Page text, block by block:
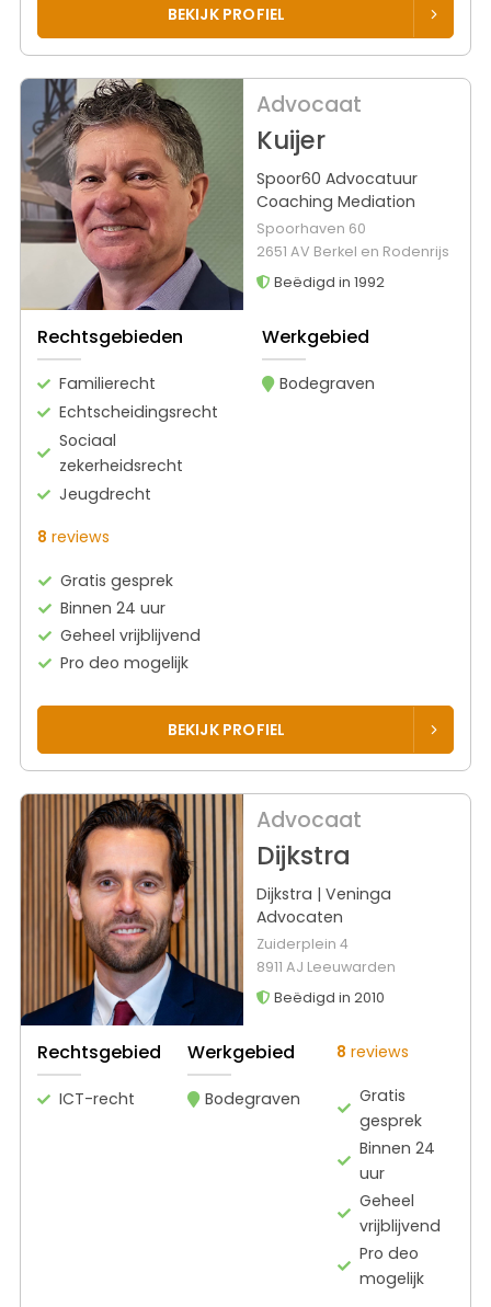
BEKIJK PROFIEL
Advocaat
Kuijer
Spoor60 Advocatuur
Coaching Mediation
Spoorhaven 60
2651 AV Berkel en Rodenrijs
Beëdigd in 1992
Rechtsgebieden
Familierecht
Echtscheidingsrecht
Sociaal
zekerheidsrecht
Jeugdrecht
Werkgebied
Bodegraven
8 reviews
Gratis gesprek
Binnen 24 uur
Geheel vrijblijvend
Pro deo mogelijk
BEKIJK PROFIEL
Advocaat
Dijkstra
Dijkstra | Veninga
Advocaten
Zuiderplein 4
8911 AJ Leeuwarden
Beëdigd in 2010
Rechtsgebied
ICT-recht
Werkgebied
Bodegraven
8 reviews
Gratis
gesprek
Binnen 24
uur
Geheel
vrijblijvend
Pro deo
mogelijk